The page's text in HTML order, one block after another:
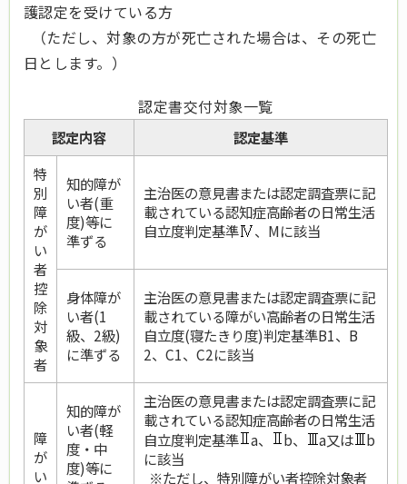
護認定を受けている方
（ただし、対象の方が死亡された場合は、その死亡
日とします。）
認定書交付対象一覧
認定内容
認定基準
特
別
障
が
い
者
控
除
対
象
者
知的障が
い者(重
度)等に
準ずる
主治医の意見書または認定調査票に記
載されている認知症高齢者の日常生活
自立度判定基準
、Mに該当
身体障が
い者(1
級、2級)
に準ずる
主治医の意見書または認定調査票に記
載されている障がい高齢者の日常生活
自立度(寝たきり度)判定基準B1、B
2、C1、C2に該当
障
が
い
知的障が
い者(軽
度・中
度)等に
主治医の意見書または認定調査票に記
載されている認知症高齢者の日常生活
自立度判定基準
a、 b、 a又は
b
に該当
※ただし、特別障がい者控除対象者